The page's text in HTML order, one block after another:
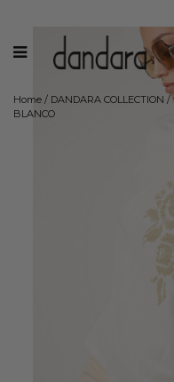
Home / DANDARA COLLECTION /
BLANCO